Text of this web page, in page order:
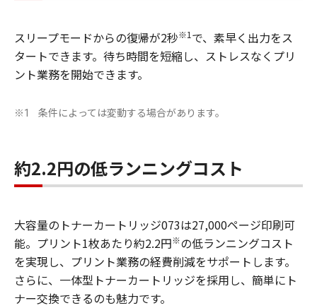
スリープモードからの復帰が2秒※1で、素早く出力をス
タートできます。待ち時間を短縮し、ストレスなくプリ
ント業務を開始できます。
※1 条件によっては変動する場合があります。
約2.2円の低ランニングコスト
大容量のトナーカートリッジ073は27,000ページ印刷可
能。プリント1枚あたり約2.2円※の低ランニングコスト
を実現し、プリント業務の経費削減をサポートします。
さらに、一体型トナーカートリッジを採用し、簡単にト
ナー交換できるのも魅力です。